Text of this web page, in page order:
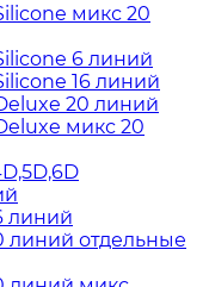
микс 20
6 линий
16 линий
20 линий
микс 20
линий
линий отдельные